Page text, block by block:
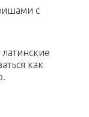
с
латинские
как